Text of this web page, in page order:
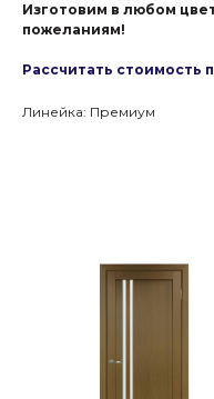
Изготовим в любом
пожеланиям!
Рассчитать стоимость
Линейка: Премиум